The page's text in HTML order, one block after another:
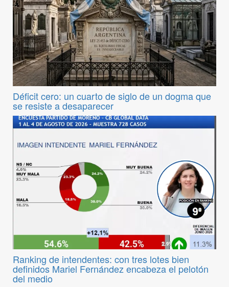
Déficit cero: un cuarto de siglo de un dogma que
se resiste a desaparecer
Ranking de intendentes: con tres lotes bien
definidos Mariel Fernández encabeza el pelotón
del medio